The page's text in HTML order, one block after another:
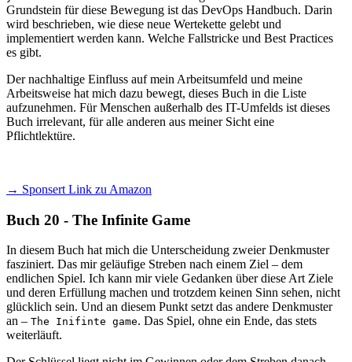
Grundstein für diese Bewegung ist das DevOps Handbuch. Darin
wird beschrieben, wie diese neue Wertekette gelebt und
implementiert werden kann. Welche Fallstricke und Best Practices
es gibt.
Der nachhaltige Einfluss auf mein Arbeitsumfeld und meine
Arbeitsweise hat mich dazu bewegt, dieses Buch in die Liste
aufzunehmen. Für Menschen außerhalb des IT-Umfelds ist dieses
Buch irrelevant, für alle anderen aus meiner Sicht eine
Pflichtlektüre.
→ Sponsert Link zu Amazon
Buch 20 - The Infinite Game
In diesem Buch hat mich die Unterscheidung zweier Denkmuster
fasziniert. Das mir geläufige Streben nach einem Ziel – dem
endlichen Spiel. Ich kann mir viele Gedanken über diese Art Ziele
und deren Erfüllung machen und trotzdem keinen Sinn sehen, nicht
glücklich sein. Und an diesem Punkt setzt das andere Denkmuster
an – The Inifinte game. Das Spiel, ohne ein Ende, das stets
weiterläuft.